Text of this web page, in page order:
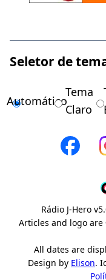
Seletor de
Automático
Tema
Claro
Rádio J-Hero
Articles and logo are
All dates are
Design by Elison.